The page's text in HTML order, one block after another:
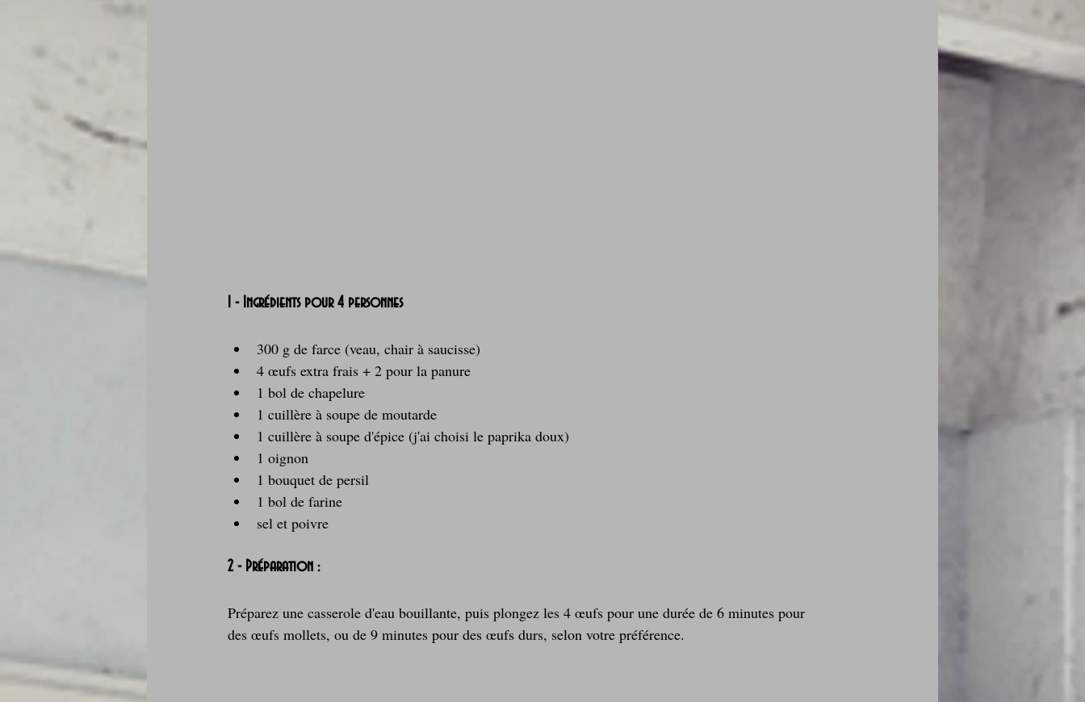
1 - Ingrédients pour 4 personnes
300 g de farce (veau, chair à saucisse)
4 œufs extra frais + 2 pour la panure
1 bol de chapelure
1 cuillère à soupe de moutarde
1 cuillère à soupe d'épice (j'ai choisi le paprika doux)
1 oignon
1 bouquet de persil
1 bol de farine
sel et poivre
2 - Préparation :
Préparez une casserole d'eau bouillante, puis plongez les 4 œufs pour une durée de 6 minutes pour
des œufs mollets, ou de 9 minutes pour des œufs durs, selon votre préférence.